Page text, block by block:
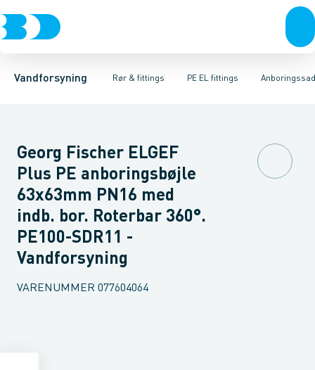
Vandforsyning Rør & fittings
Rør & fittingsKoblinger & anboringerMuffer, klemmer &
PE EL fittings
PE rørPE EL fittingsPE fittings Duktiljern fittings
VinklerT-stykker SvejsemufferReduktionerAnboringssadler-
Georg Fischer ELGEF
Plus PE anboringsbøjle
63x63mm PN16 med
indb. bor. Roterbar 360°.
PE100-SDR11 -
Vandforsyning
VARENUMMER 077604064